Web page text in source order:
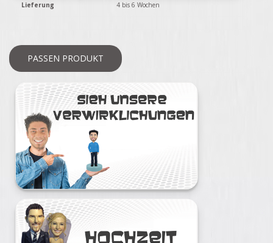
Lieferung 4 bis 6 Wochen
PASSEN PRODUKT